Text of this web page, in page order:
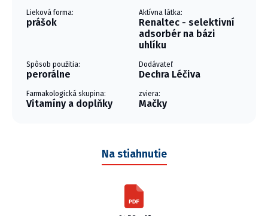
Lieková forma:
prášok
Aktívna látka:
Renaltec - selektivní
adsorbér na bázi
uhlíku
Spôsob použitia:
perorálne
Dodávateľ
Dechra Léčiva
Farmakologická skupina:
Vitamíny a doplňky
zviera:
Mačky
Na stiahnutie